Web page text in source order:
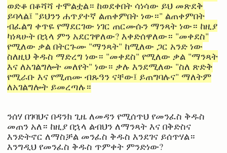
ወድቆ በቆሻሻ ተሞልቷል። ከወደቀበት ሳነሳው ይህ መጽደቅ
ይባላል፤ "ይህንን ሐጥያተኛ ልጠቀምበት ነው።" ልጠቀምበት
ብፈልግ ቀጥዬ የማደርገው ነገር ጠርሙሱን ማንጻት ነው። ከዚያ
ካነጻሁት በኋላ ምን አደርገዋለው? እቀድሰዋለው። "መቀደስ"
የሚለው ቃል በትርጉሙ "ማንጻት" ከሚለው ጋር አንድ ነው
ስለዚህ ቅዱስ ማድረግ ነው። "መቀደስ" የሚለው ቃል "ማንጻት
እና ለአገልግሎት መለየት" ነው። ቃሉ እንደሚለው "ስለ ጽድቅ
የሚራቡ እና የሚጠሙ ብጹዓን ናቸው፤ ይጠግባሉና" ማለትም
ለአገልግሎት ይመረጣሉ።
ንሰሃ በገባህና በዳንክ ጊዜ ለመዳን የሚሰጥህ የመንፈስ ቅዱስ
መጠን አለ። ከዚያ በኋላ ልብህን ለማንጻት እና በቅድስና
እንድትኖር ለማስቻል መንፈስ ቅዱስ እንደገና ይሰጥሃል።
እንግዲህ የመንፈስ ቅዱስ ጥምቀት ምንድነው?